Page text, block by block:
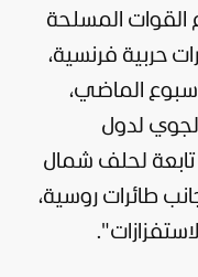
القوات المسلحة
حربية فرنسية،
الأسبوع الماضي،
لدول
لحلف شمال
طائرات روسية،